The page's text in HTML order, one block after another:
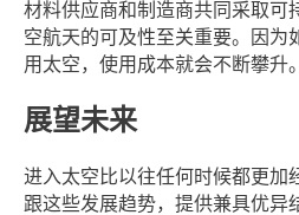
材料供应商和制造商共同采取可
空航天的可及性至关重要。因为
用太空，使用成本就会不断攀升。
展望未来
进入太空比以往任何时候都更加
跟这些发展趋势，提供兼具优异